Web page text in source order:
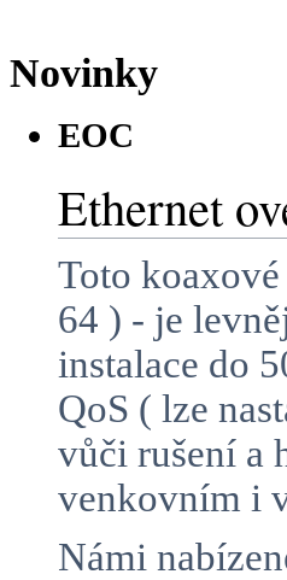
Novinky
EOC
Ethernet
Toto
64 ) - je
instalace do
QoS ( lze
vůči rušení a
venkovním i
Námi